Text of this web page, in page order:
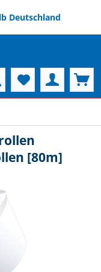
Deutschland
[80m]